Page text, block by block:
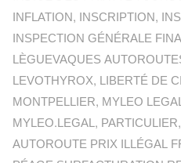
INFLATION, INSCRIPTION,
INSPECTION GÉNÉRALE
LÈGUEVAQUES
LEVOTHYROX, LIBERTÉ DE
MONTPELLIER, MYLEO
MYLEO.LEGAL, PARTICULIER,
AUTOROUTE PRIX ILLÉGAL